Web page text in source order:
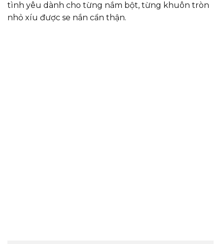
tình yêu dành cho từng nắm bột, từng khuôn tròn
nhỏ xíu được se nắn cẩn thận.